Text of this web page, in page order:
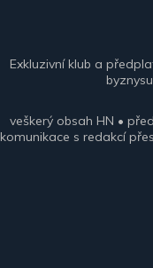
Exkluzivní klub a
veškerý obsah HN •
komunikace s redakcí